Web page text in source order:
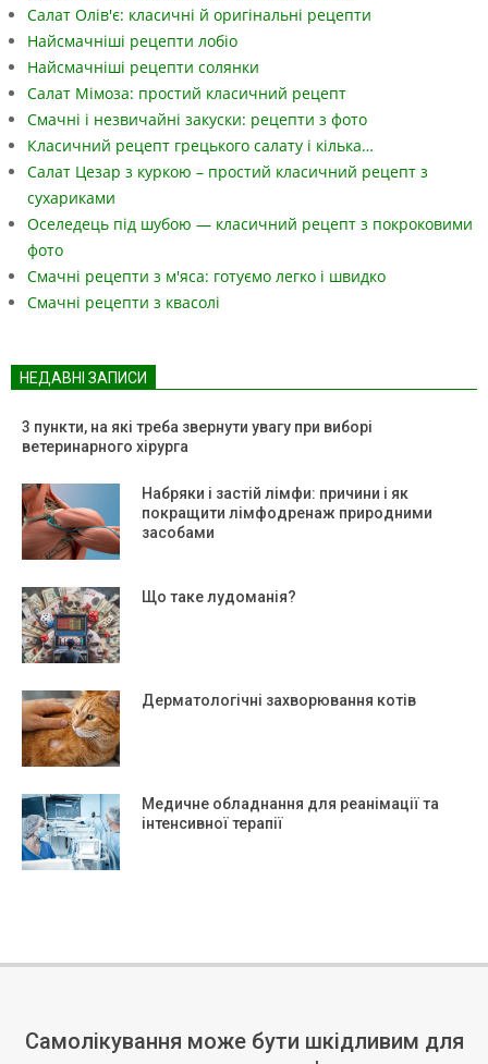
Салат Олів'є: класичні й оригінальні рецепти
Найсмачніші рецепти лобіо
Найсмачніші рецепти солянки
Салат Мімоза: простий класичний рецепт
Смачні і незвичайні закуски: рецепти з фото
Класичний рецепт грецького салату і кілька…
Салат Цезар з куркою – простий класичний рецепт з
сухариками
Оселедець під шубою — класичний рецепт з покроковими
фото
Смачні рецепти з м'яса: готуємо легко і швидко
Смачні рецепти з квасолі
НЕДАВНІ ЗАПИСИ
3 пункти, на які треба звернути увагу при виборі
ветеринарного хірурга
Набряки і застій лімфи: причини і як
покращити лімфодренаж природними
засобами
Що таке лудоманія?
Дерматологічні захворювання котів
Медичне обладнання для реанімації та
інтенсивної терапії
Самолікування може бути шкідливим для